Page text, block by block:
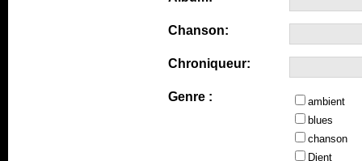
Chanson:
Chroniqueur:
Genre :
ambient
blues
chanson
Djent